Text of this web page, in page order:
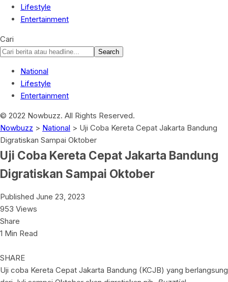
Lifestyle
Entertainment
Cari
National
Lifestyle
Entertainment
© 2022 Nowbuzz. All Rights Reserved.
Nowbuzz > National > Uji Coba Kereta Cepat Jakarta Bandung
Digratiskan Sampai Oktober
Uji Coba Kereta Cepat Jakarta Bandung
Digratiskan Sampai Oktober
Published June 23, 2023
953 Views
Share
1 Min Read
SHARE
Uji coba Kereta Cepat Jakarta Bandung (KCJB) yang berlangsung